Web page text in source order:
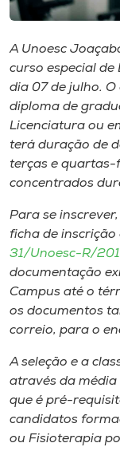
o idioma
A+
A-
A Unoesc
curso especial de
dia 07 de julho.
diploma de
Licenciatura ou
terá duração de
terças e quartas-
concentrados
Para se
ficha de
31/Unoesc-R/
documentação
Campus até o
os documentos
correio, para o
A seleção e a
através da
que é pré-
candidatos
ou Fisioterapia